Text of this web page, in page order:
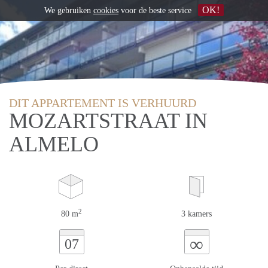
DIT APPARTEMENT IS VERHUURD
MOZARTSTRAAT IN
ALMELO
80 m2 3 kamers
07 ∞
We gebruiken cookies voor de beste service OK!